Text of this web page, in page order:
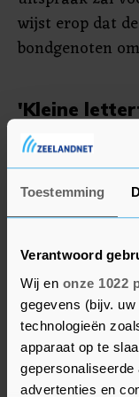
Toestemming
Verantwoord
Wij en onze 1022
gegevens (bijv.
technologieën
apparaat op te
advertenties en
wijst erop dat
bondgenoten
'Kleine
Intussen zal
partners
project". Er
of Nederland
knooppunt
Woensdrecht
overleg met
gebeurt". Hij
vinden om dat